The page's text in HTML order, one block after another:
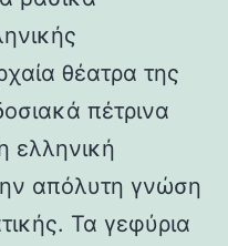
θέατρα της
πέτρινα
ελληνική
απόλυτη γνώση
Τα γεφύρια